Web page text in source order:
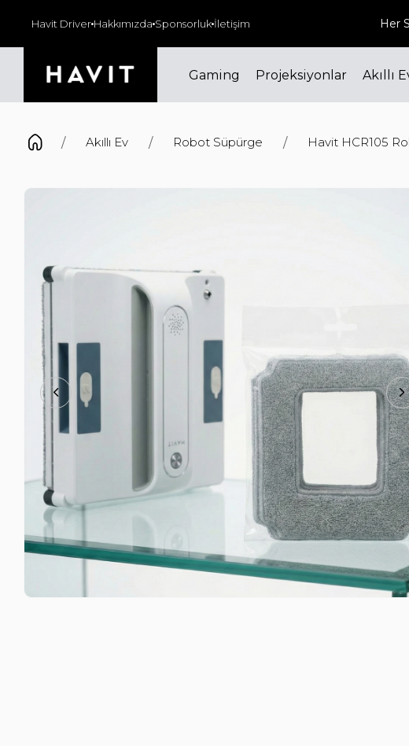
Havit Driver Hakkımızda Sponsorluk İletişim
ve üzeri siparişlerinizde kargo ücretsiz! Her
Gaming Projeksiyonlar Akıllı
Akıllı Ev Robot Süpürge Havit HCR105